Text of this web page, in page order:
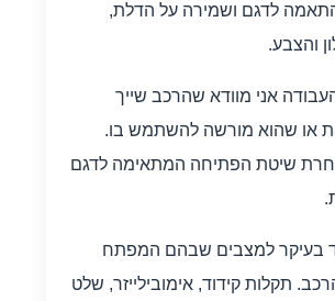
לדגם ושמירה על הדלת,
והצבע.
אני מוודא שהרכב שייך
או שהוא מורשה להשתמש בו.
שיטת הפתיחה המתאימה לדגם
בעיקר למצבים שבהם המפתח
תקלות קידוד, אימובילייזר, שלט